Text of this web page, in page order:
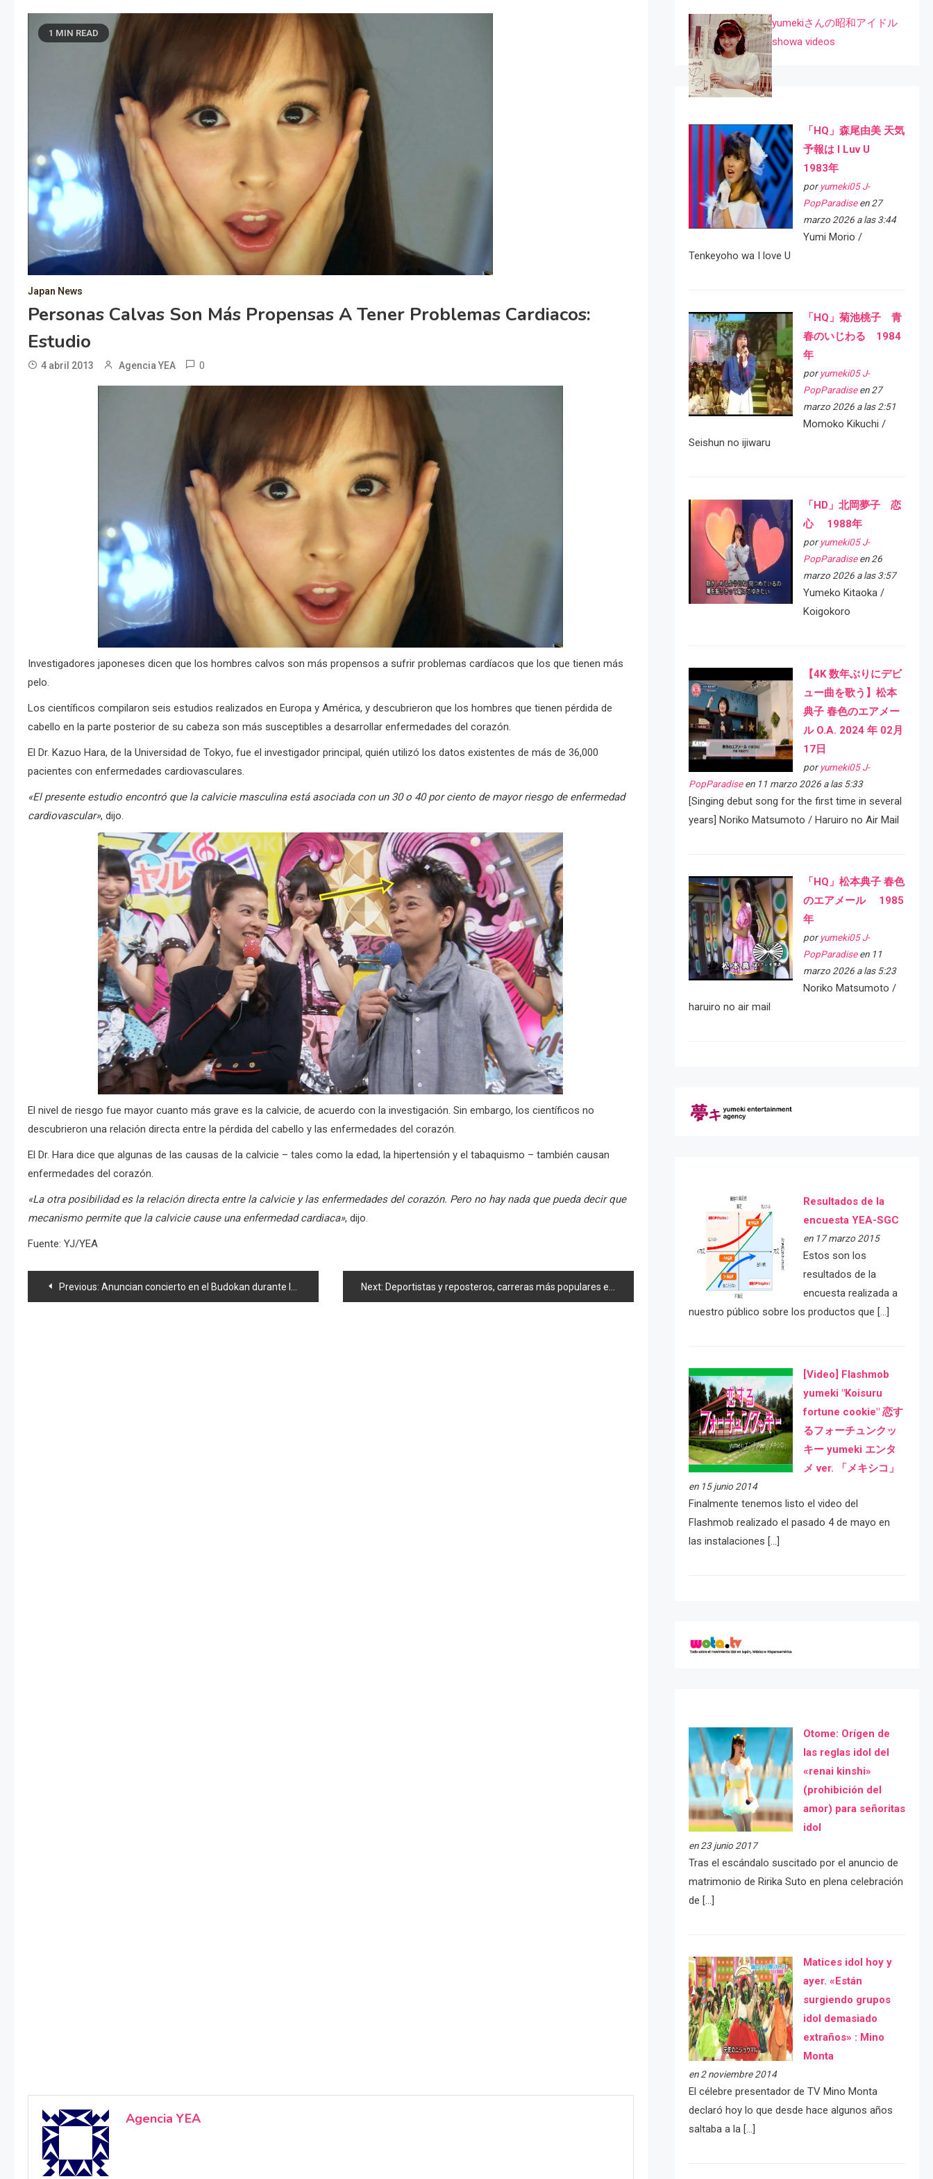
1 MIN READ
Japan News
Personas Calvas Son Más Propensas A Tener Problemas Cardiacos:
Estudio
4 abril 2013 Agencia YEA 0
Investigadores japoneses dicen que los hombres calvos son más propensos a sufrir problemas cardíacos que los que tienen más
pelo.
Los científicos compilaron seis estudios realizados en Europa y América, y descubrieron que los hombres que tienen pérdida de
cabello en la parte posterior de su cabeza son más susceptibles a desarrollar enfermedades del corazón.
El Dr. Kazuo Hara, de la Universidad de Tokyo, fue el investigador principal, quién utilizó los datos existentes de más de 36,000
pacientes con enfermedades cardiovasculares.
«El presente estudio encontró que la calvicie masculina está asociada con un 30 o 40 por ciento de mayor riesgo de enfermedad
cardiovascular», dijo.
El nivel de riesgo fue mayor cuanto más grave es la calvicie, de acuerdo con la investigación. Sin embargo, los científicos no
descubrieron una relación directa entre la pérdida del cabello y las enfermedades del corazón.
El Dr. Hara dice que algunas de las causas de la calvicie – tales como la edad, la hipertensión y el tabaquismo – también causan
enfermedades del corazón.
«La otra posibilidad es la relación directa entre la calvicie y las enfermedades del corazón. Pero no hay nada que pueda decir que
mecanismo permite que la calvicie cause una enfermedad cardiaca», dijo.
Fuente: YJ/YEA
Navegación
Previous: Anuncian concierto en el Budokan durante lanzamiento de sencillo de «°C-ute» Next: Deportistas y reposteros, carreras más populares entre los infantes nipones
Agencia YEA
yumekiさんの昭和アイドル
showa videos
「HQ」森尾由美 天気
予報は I Luv U
1983年
por yumeki05 J-
PopParadiseen 27
marzo 2026 a las 3:44
Yumi Morio /
Tenkeyoho wa I love U
「HQ」菊池桃子 青
春のいじわる 1984
年
por yumeki05 J-
PopParadiseen 27
marzo 2026 a las 2:51
Momoko Kikuchi /
Seishun no ijiwaru
「HD」北岡夢子 恋
心 1988年
por yumeki05 J-
PopParadiseen 26
marzo 2026 a las 3:57
Yumeko Kitaoka /
Koigokoro
【4K 数年ぶりにデビ
ュー曲を歌う】松本
典子 春色のエアメー
ル O.A. 2024 年 02月
17日
por yumeki05 J-
PopParadiseen 11 marzo 2026 a las 5:33
[Singing debut song for the first time in several
years] Noriko Matsumoto / Haruiro no Air Mail
「HQ」松本典子 春色
のエアメール 1985
年
por yumeki05 J-
PopParadiseen 11
marzo 2026 a las 5:23
Noriko Matsumoto /
haruiro no air mail
Resultados de la
encuesta YEA-SGC
en 17 marzo 2015
Estos son los
resultados de la
encuesta realizada a
nuestro público sobre los productos que […]
[Video] Flashmob
yumeki "Koisuru
fortune cookie" 恋す
るフォーチュンクッ
キー yumeki エンタ
メ ver. 「メキシコ」
en 15 junio 2014
Finalmente tenemos listo el video del
Flashmob realizado el pasado 4 de mayo en
las instalaciones […]
Otome: Orígen de
las reglas idol del
«renai kinshi»
(prohibición del
amor) para señoritas
idol
en 23 junio 2017
Tras el escándalo suscitado por el anuncio de
matrimonio de Ririka Suto en plena celebración
de […]
Matices idol hoy y
ayer. «Están
surgiendo grupos
idol demasiado
extraños» : Mino
Monta
en 2 noviembre 2014
El célebre presentador de TV Mino Monta
declaró hoy lo que desde hace algunos años
saltaba a la […]